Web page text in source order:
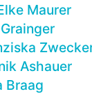
Maurer
Ashauer
Braag